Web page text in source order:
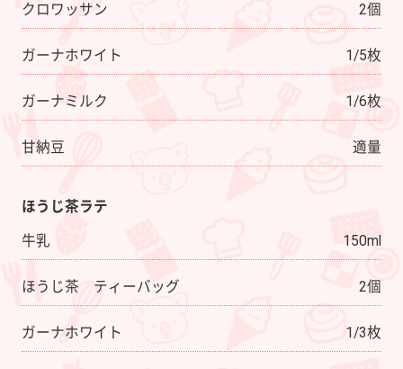
クロワッサン
2個
ガーナホワイト 1/5枚
ガーナミルク 1/6枚
甘納豆 適量
ほうじ茶ラテ
牛乳
150ml
ほうじ茶 ティーバッグ 2個
ガーナホワイト 1/3枚